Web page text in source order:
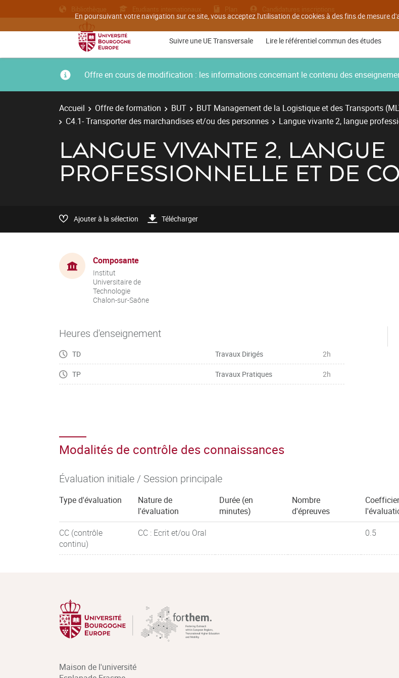
En poursuivant votre navigation sur ce site, vous acceptez l'utilisation de cookies à des fins de mesure
Bibliothèque Etudiants internationaux Plan Candidatures inscriptions
Suivre une UE Transversale Lire le référentiel commun des études
Offre en cours de modification : les informations concernant le contenu des
Accueil Offre de formation BUT BUT Management de la Logistique et des Transports
C4.1- Transporter des marchandises et/ou des personnes
Langue vivante 2, langue
LANGUE VIVANTE 2, LANGUE
PROFESSIONNELLE ET DE
Ajouter à la sélection Télécharger
Composante
Institut
Universitaire de
Technologie
Chalon-sur-Saône
Heures d'enseignement
TD Travaux Dirigés 2h
TP Travaux Pratiques 2h
Modalités de contrôle des connaissances
Évaluation initiale / Session principale
Type d'évaluation
Nature de
l'évaluation
Durée (en
minutes)
Nombre
d'épreuves
CC (contrôle
continu)
CC : Ecrit et/ou Oral 0.5
Maison de l'université